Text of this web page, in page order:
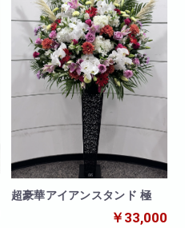
超豪華アイアンスタンド 極
￥33,000